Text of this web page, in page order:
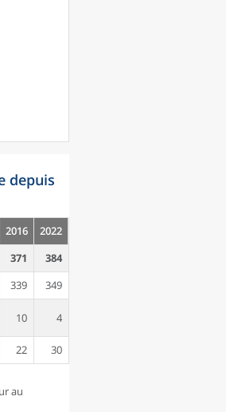
depuis
2016
2022
371
384
339
349
10 4
22
30
au